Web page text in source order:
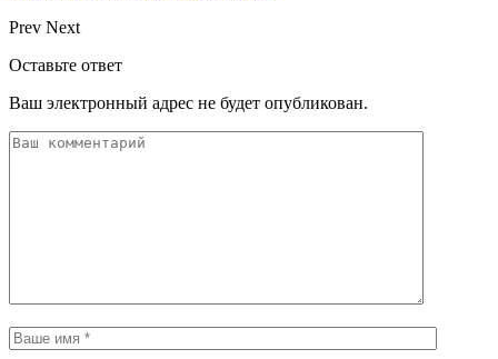
Prev Next
Оставьте ответ
Ваш электронный адрес не будет опубликован.